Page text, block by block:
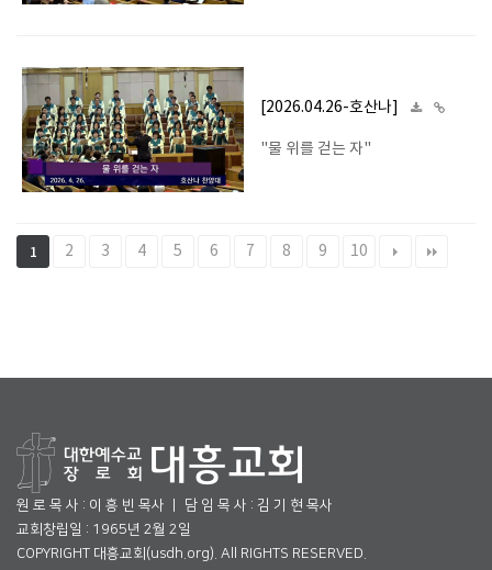
[2026.04.26-호산나]
"물 위를 걷는 자"
1 2 3 4 5 6 7 8 9 10
원 로 목 사 : 이 흥 빈 목사 ㅣ 담 임 목 사 : 김 기 현 목사
교회창립일 : 1965년 2월 2일
COPYRIGHT 대흥교회(usdh.org). All RIGHTS RESERVED.